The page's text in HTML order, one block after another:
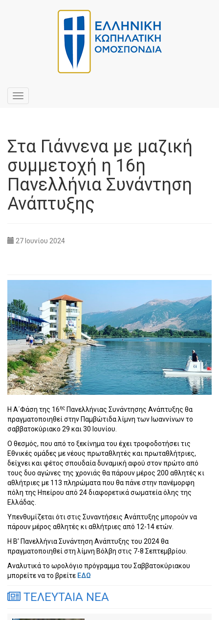
Toggle
navigation
Στα Γιάννενα με μαζική
συμμετοχή η 16η
Πανελλήνια Συνάντηση
Ανάπτυξης
27 Ιουνίου 2024
H A΄Φάση της 16ης Πανελλήνιας Συνάντησης Ανάπτυξης θα
πραγματοποιηθεί στην Παμβώτιδα λίμνη των Ιωαννίνων το
σαββατοκύριακο 29 και 30 Ιουνίου.
Ο θεσμός, που από το ξεκίνημα του έχει τροφοδοτήσει τις
Εθνικές ομάδες με νέους πρωταθλητές και πρωταθλήτριες,
δείχνει και φέτος σπουδαία δυναμική αφού στον πρώτο από
τους δυο αγώνες της χρονιάς θα πάρουν μέρος 200 αθλητές κι
αθλήτριες με 113 πληρώματα που θα πάνε στην πανέμορφη
πόλη της Ηπείρου από 24 διαφορετικά σωματεία όλης της
Ελλάδας.
Υπενθυμίζεται ότι στις Συναντήσεις Ανάπτυξης μπορούν να
πάρουν μέρος αθλητές κι αθλήτριες από 12-14 ετών.
Η Β’ Πανελλήνια Συνάντηση Ανάπτυξης του 2024 θα
πραγματοποιηθεί στη λίμνη Βόλβη στις 7-8 Σεπτεμβρίου.
Αναλυτικά το ωρολόγιο πρόγραμμα του Σαββατοκύριακου
μπορείτε να το βρείτε ΕΔΩ
ΤΕΛΕΥΤΑΙΑ ΝΕΑ